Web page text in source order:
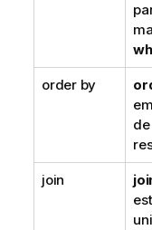
order by
join